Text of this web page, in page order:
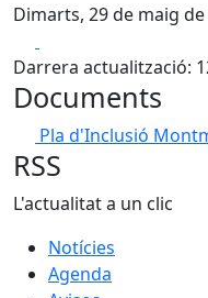
Dimarts, 29 de maig de
Darrera actualització:
Documents
Pla d'Inclusió
RSS
L'actualitat a un clic
Notícies
Agenda